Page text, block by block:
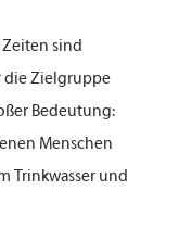
sind
die Zielgruppe
Bedeutung:
Menschen
Trinkwasser und